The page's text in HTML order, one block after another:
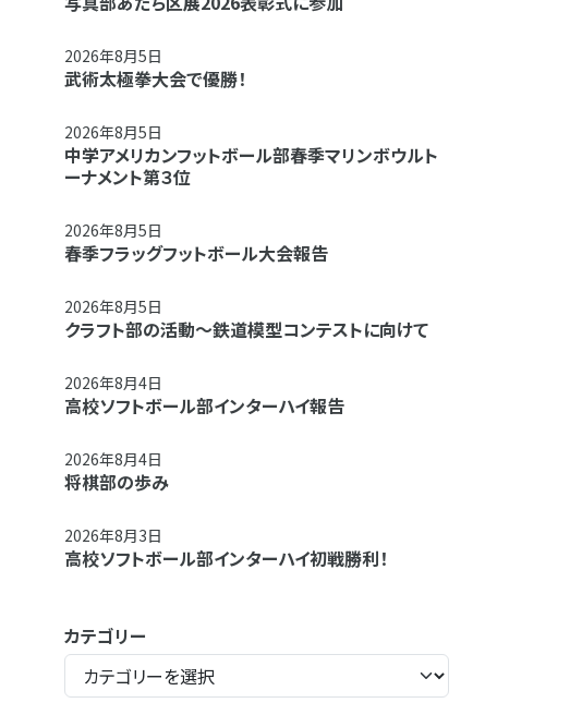
2026年8月5日
武術太極拳大会で優勝！
2026年8月5日
中学アメリカンフットボール部春季マリンボウルト
ーナメント第３位
2026年8月5日
春季フラッグフットボール大会報告
2026年8月5日
クラフト部の活動～鉄道模型コンテストに向けて
2026年8月4日
高校ソフトボール部インターハイ報告
2026年8月4日
将棋部の歩み
2026年8月3日
高校ソフトボール部インターハイ初戦勝利！
カテゴリー